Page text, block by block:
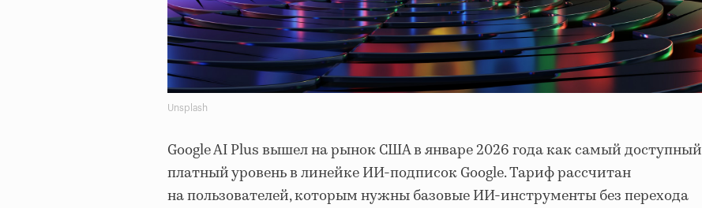
Unsplash
Google AI Plus вышел на рынок США в январе 2026 года как самый доступный
платный уровень в линейке ИИ-подписок Google. Тариф рассчитан
на пользователей, которым нужны базовые ИИ-инструменты без перехода